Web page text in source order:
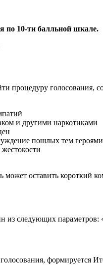
по 10-ти балльной шкале.
процедуру голосования,
и другими наркотиками
пошлых тем
оставить короткий
из следующих
формируется